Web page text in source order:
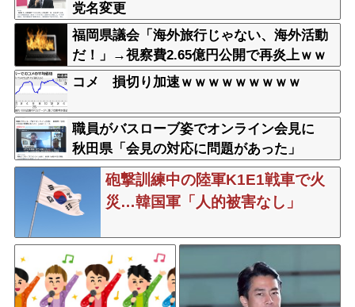
党名変更
福岡県議会「海外旅行じゃない、海外活動
だ！」→視察費2.65億円公開で再炎上ｗｗ
ｗ
コメ 損切り加速ｗｗｗｗｗｗｗｗｗ
職員がバスローブ姿でオンライン会見に
秋田県「会見の対応に問題があった」
砲撃訓練中の陸軍K1E1戦車で火
災…韓国軍「人的被害なし」